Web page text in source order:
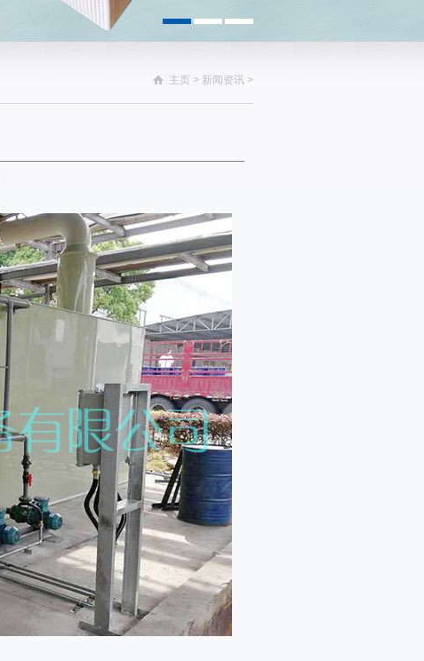
主页 > 新闻资讯 >